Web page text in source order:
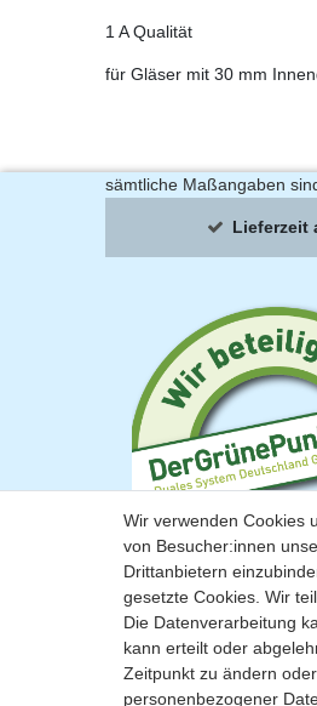
1 A Qualität
für Gläser mit 30 mm
sämtliche Maßangaben
Lieferzeit
Wir verwenden Cookies
von Besucher:innen
Drittanbietern
gesetzte Cookies. Wir
Die Datenverarbeitung
kann erteilt oder
Zeitpunkt zu ändern
personenbezogener